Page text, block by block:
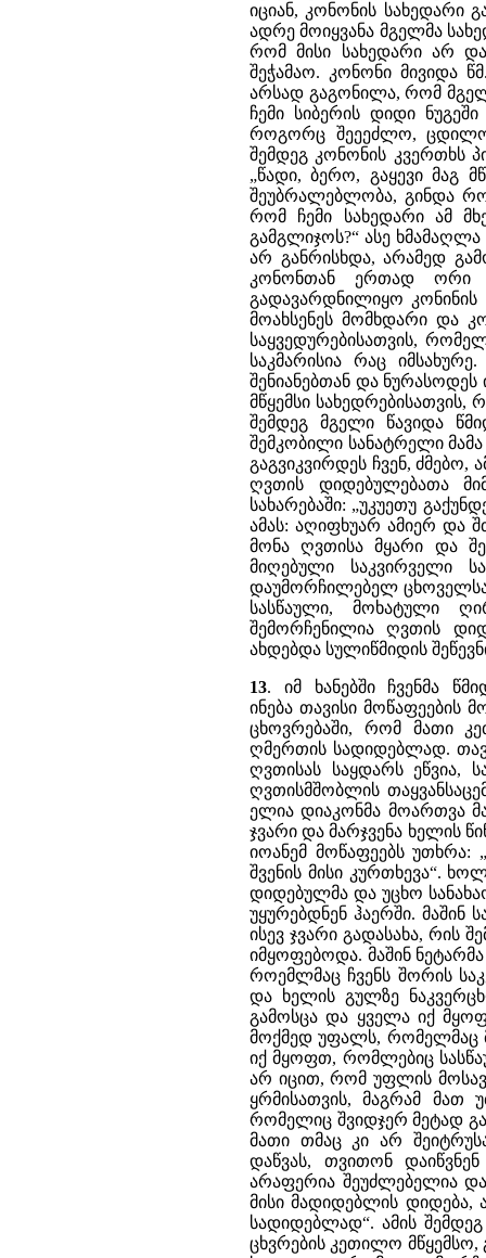
იციან, კონონის სახედარი
ადრე მოიყვანა მგელმა
რომ მისი სახედარი არ
შეჭამაო. კონონი მივიდა
არსად გაგონილა, რომ
ჩემი სიბერის დიდი
როგორც შეეეძლო,
შემდეგ კონონის კვერთხს
„წადი, ბერო, გაყევი მაგ
შეუბრალებლობა, გინდა
რომ ჩემი სახედარი ამ
გამგლიჯოს?“ ასე
არ განრისხდა, არამედ
კონონთან ერთად ორი
გადავარდნილიყო კონინის
მოახსენეს მომხდარი და
საყვედურებისათვის,
საკმარისია რაც
შენიანებთან და
მწყემსი
შემდეგ მგელი წავიდა
შემკობილი სანატრელი
გაგვიკვირდეს ჩვენ,
ღვთის დიდებულებათა
სახარებაში: „უკუეთუ
ამას: აღიფხუარ ამიერ და
მონა ღვთისა მყარი და
მიღებული საკვირველი
დაუმორჩილებელ
სასწაული, მოხატული
შემორჩენილია ღვთის
ახდებდა სულიწმიდის
13. იმ ხანებში ჩვენმა
ინება თავისი მოწაფეების
ცხოვრებაში, რომ მათი
ღმერთის სადიდებლად.
ღვთისას საყდარს ეწვია,
ღვთისმშობლის
ელია დიაკონმა მოართვა
ჯვარი და მარჯვენა ხელის
იოანემ მოწაფეებს უთხრა:
შვენის მისი კურთხევა“.
დიდებულმა და უცხო
უყურებდნენ ჰაერში.
ისევ ჯვარი გადასახა, რის
იმყოფებოდა. მაშინ
როემლმაც ჩვენს შორის
და ხელის გულზე
გამოსცა და ყველა იქ
მოქმედ უფალს, რომელმაც
იქ მყოფთ, რომლებიც
არ იცით, რომ უფლის
ყრმისათვის, მაგრამ მათ
რომელიც შვიდჯერ მეტად
მათი თმაც კი არ
დაწვას, თვითონ
არაფერია შეუძლებელია
მისი მადიდებლის დიდება,
სადიდებლად“. ამის
ცხვრების კეთილო